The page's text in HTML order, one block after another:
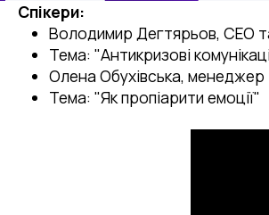
Спікери:
Володимир Дегтярьов, CEO
Тема: "Антикризові
Олена Обухівська, менеджер
Тема: "Як пропіарити емоції"